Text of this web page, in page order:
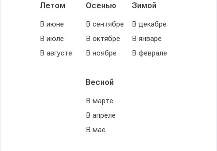
Летом
В июне
В июле
В августе
Осенью
В сентябре
В октябре
В ноябре
Зимой
В декабре
В январе
В феврале
Весной
В марте
В апреле
В мае